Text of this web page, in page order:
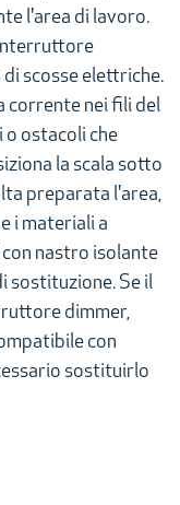
l'area di lavoro.
scosse elettriche.
corrente nei fili del
o ostacoli che
la scala sotto
preparata l'area,
i materiali a
nastro isolante
sostituzione. Se il
dimmer,
con
sostituirlo